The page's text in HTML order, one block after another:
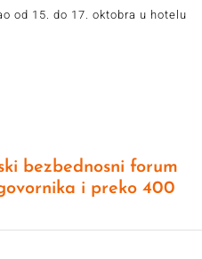
od 15. do 17. oktobra u hotelu
bezbednosni forum
i preko 400